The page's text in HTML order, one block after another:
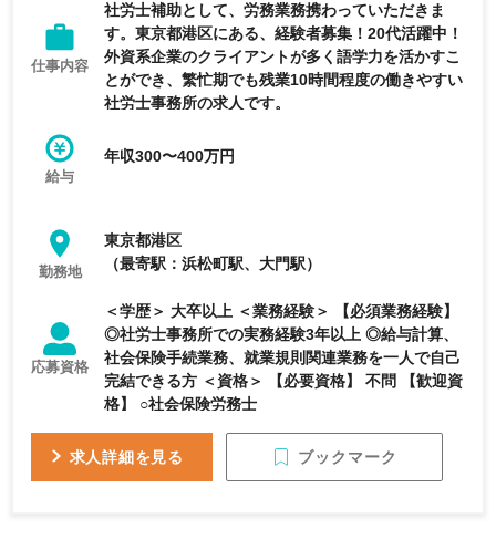
仕事内容
社労士補助として、労務業務携わっていただきま
す。東京都港区にある、経験者募集！20代活躍中！
外資系企業のクライアントが多く語学力を活かすこ
とができ、繁忙期でも残業10時間程度の働きやすい
社労士事務所の求人です。
給与
年収300〜400万円
勤務地
東京都港区
（最寄駅：浜松町駅、大門駅）
応募資格
＜学歴＞ 大卒以上 ＜業務経験＞ 【必須業務経験】
◎社労士事務所での実務経験3年以上 ◎給与計算、
社会保険手続業務、就業規則関連業務を一人で自己
完結できる方 ＜資格＞ 【必要資格】 不問 【歓迎資
格】 ○社会保険労務士
求人詳細を見る ブックマーク